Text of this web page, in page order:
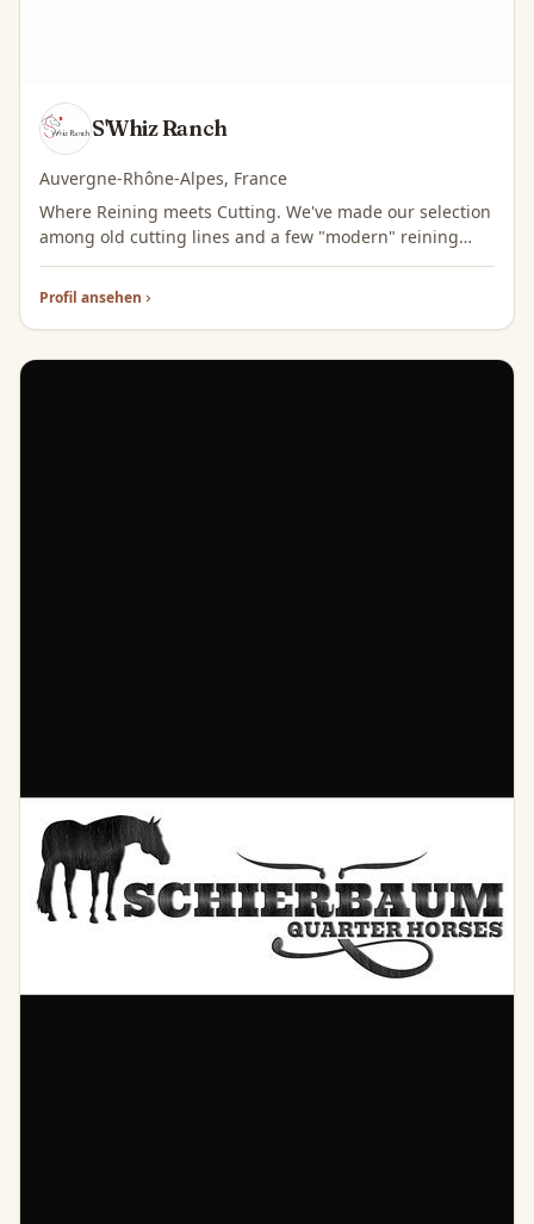
S'Whiz Ranch
Auvergne-Rhône-Alpes, France
Where Reining meets Cutting. We've made our selection
among old cutting lines and a few "modern" reining
horses.
Profil ansehen